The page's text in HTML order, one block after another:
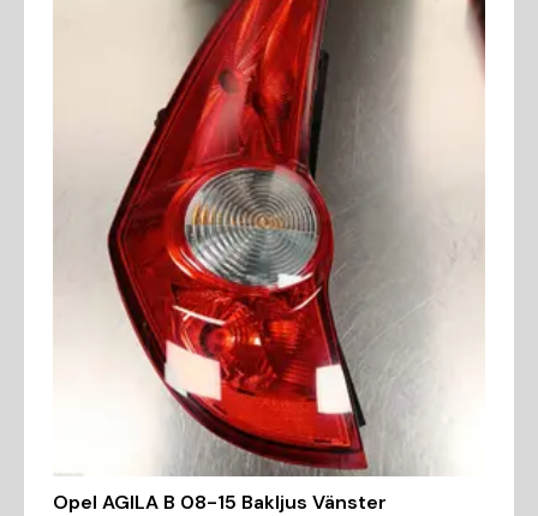
Opel AGILA B 08-15 Bakljus Vänster